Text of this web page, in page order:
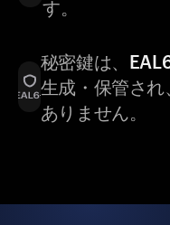
す。
秘密鍵は、
生成・保管さ
ありません。